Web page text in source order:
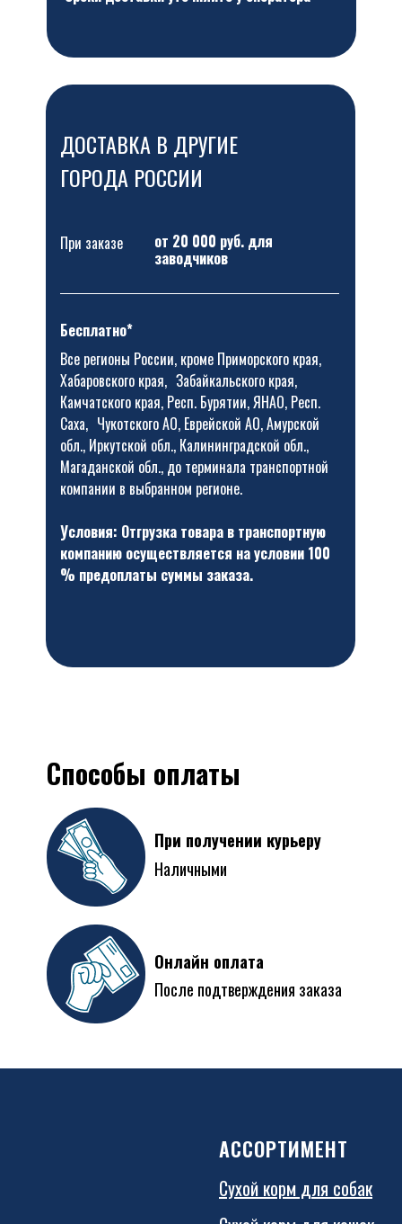
ДОСТАВКА В ДРУГИЕ
ГОРОДА РОССИИ
от 20 000 руб. для
заводчиков
При заказе
Бесплатно*
Все регионы России, кроме Приморского края,
Хабаровского края, Забайкальского края,
Камчатского края, Респ. Бурятии, ЯНАО, Респ.
Саха, Чукотского АО, Еврейской АО, Амурской
обл., Иркутской обл., Калининградской обл.,
Магаданской обл., до терминала транспортной
компании в выбранном регионе.
Условия: Отгрузка товара в транспортную
компанию осуществляется на условии 100
% предоплаты суммы заказа.
Наличными
При получении курьеру
После подтверждения заказа
Онлайн оплата
Способы оплаты
АССОРТИМЕНТ
Сухой корм для собак